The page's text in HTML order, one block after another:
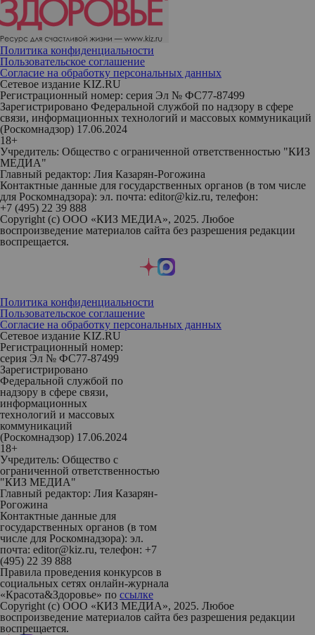
Политика конфиденциальности
Пользовательское соглашение
Согласие на обработку персональных данных
Сетевое издание KIZ.RU
Регистрационный номер: серия Эл № ФС77-87499
Зарегистрировано Федеральной службой по надзору в сфере
связи, информационных технологий и массовых коммуникаций
(Роскомнадзор) 17.06.2024
18+
Учредитель: Общество с ограниченной ответственностью "КИЗ
МЕДИА"
Главный редактор: Лия Казарян-Рогожина
Контактные данные для государственных органов (в том числе
для Роскомнадзора): эл. почта: editor@kiz.ru, телефон:
+7 (495) 22 39 888
Copyright (с) ООО «КИЗ МЕДИА», 2025. Любое
воспроизведение материалов сайта без разрешения редакции
воспрещается.
Политика конфиденциальности
Пользовательское соглашение
Согласие на обработку персональных данных
Сетевое издание KIZ.RU
Регистрационный номер:
серия Эл № ФС77-87499
Зарегистрировано
Федеральной службой по
надзору в сфере связи,
информационных
технологий и массовых
коммуникаций
(Роскомнадзор) 17.06.2024
18+
Учредитель: Общество с
ограниченной ответственностью
"КИЗ МЕДИА"
Главный редактор: Лия Казарян-
Рогожина
Контактные данные для
государственных органов (в том
числе для Роскомнадзора): эл.
почта: editor@kiz.ru, телефон: +7
(495) 22 39 888
Правила проведения конкурсов в
социальных сетях онлайн-журнала
«Красота&Здоровье» по ссылке
Copyright (с) ООО «КИЗ МЕДИА», 2025. Любое
воспроизведение материалов сайта без разрешения редакции
воспрещается.